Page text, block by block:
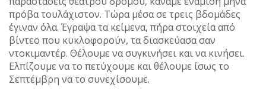
πρόβα τουλάχιστον. Τώρα μέσα σε τρεις βδομάδες
έγιναν όλα. Έγραψα τα κείμενα, πήρα στοιχεία από
βίντεο που κυκλοφορούν, τα διασκεύασα σαν
ντοκιμαντέρ. Θέλουμε να συγκινήσει και να κινήσει.
Ελπίζουμε να το πετύχουμε και θέλουμε ίσως το
Σεπτέμβρη να το συνεχίσουμε.